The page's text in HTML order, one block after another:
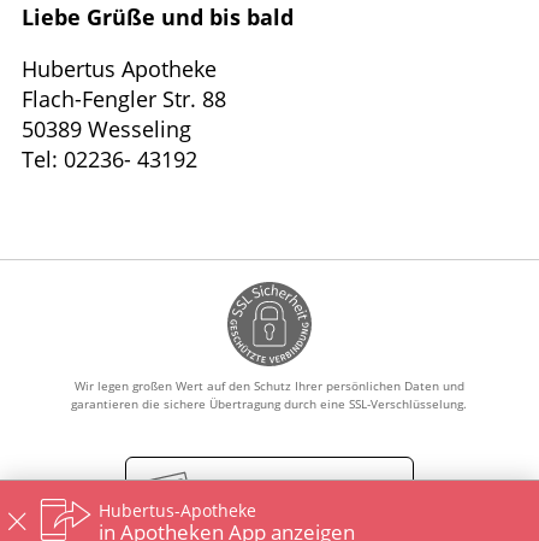
Liebe Grüße und bis bald
Hubertus Apotheke
Flach-Fengler Str. 88
50389 Wesseling
Tel: 02236- 43192
Wir legen großen Wert auf den Schutz Ihrer persönlichen Daten und
garantieren die sichere Übertragung durch eine SSL-Verschlüsselung.
Vertrag widerrufen
Hubertus-Apotheke
in Apotheken App anzeigen